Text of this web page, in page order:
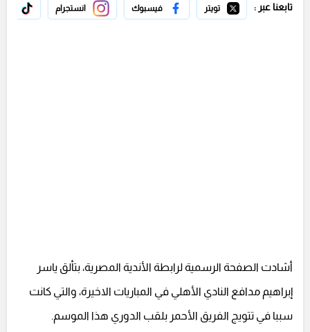
تابعنا عبر : تويتر فيسبوك انستجرام
أشادت الصفحة الرسمية لرابطة الأندية المصرية، بتألق ياسر
إبراهيم مدافع النادي الأهلي في المباريات الاخيرة، والتي كانت
سببا في تتويج الفريق الأحمر بلقب الدوري هذا الموسم.